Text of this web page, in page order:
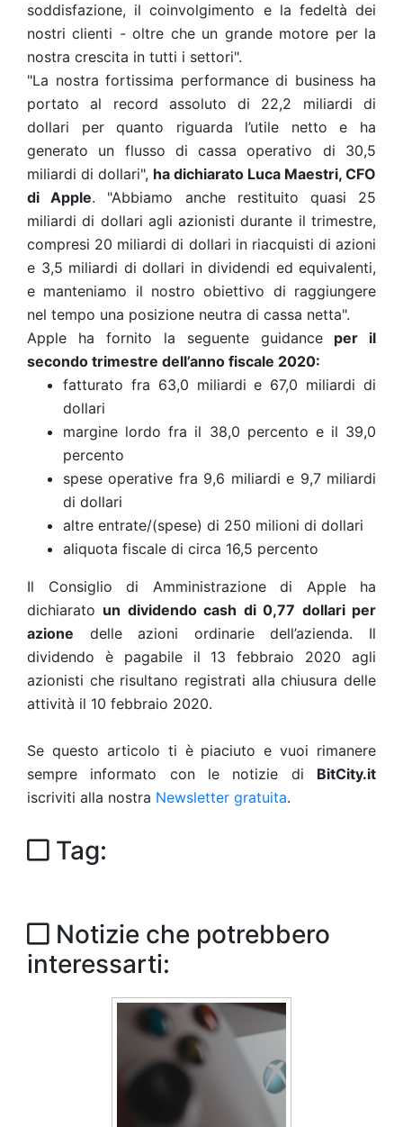
soddisfazione, il coinvolgimento e la fedeltà dei
nostri clienti - oltre che un grande motore per la
nostra crescita in tutti i settori".
"La nostra fortissima performance di business ha
portato al record assoluto di 22,2 miliardi di
dollari per quanto riguarda l’utile netto e ha
generato un flusso di cassa operativo di 30,5
miliardi di dollari", ha dichiarato Luca Maestri, CFO
di Apple. "Abbiamo anche restituito quasi 25
miliardi di dollari agli azionisti durante il trimestre,
compresi 20 miliardi di dollari in riacquisti di azioni
e 3,5 miliardi di dollari in dividendi ed equivalenti,
e manteniamo il nostro obiettivo di raggiungere
nel tempo una posizione neutra di cassa netta".
Apple ha fornito la seguente guidance per il
secondo trimestre dell’anno fiscale 2020:
fatturato fra 63,0 miliardi e 67,0 miliardi di
dollari
margine lordo fra il 38,0 percento e il 39,0
percento
spese operative fra 9,6 miliardi e 9,7 miliardi
di dollari
altre entrate/(spese) di 250 milioni di dollari
aliquota fiscale di circa 16,5 percento
Il Consiglio di Amministrazione di Apple ha
dichiarato un dividendo cash di 0,77 dollari per
azione delle azioni ordinarie dell’azienda. Il
dividendo è pagabile il 13 febbraio 2020 agli
azionisti che risultano registrati alla chiusura delle
attività il 10 febbraio 2020.
Se questo articolo ti è piaciuto e vuoi rimanere
sempre informato con le notizie di BitCity.it
iscriviti alla nostra Newsletter gratuita.
Tag:
Notizie che potrebbero
interessarti: